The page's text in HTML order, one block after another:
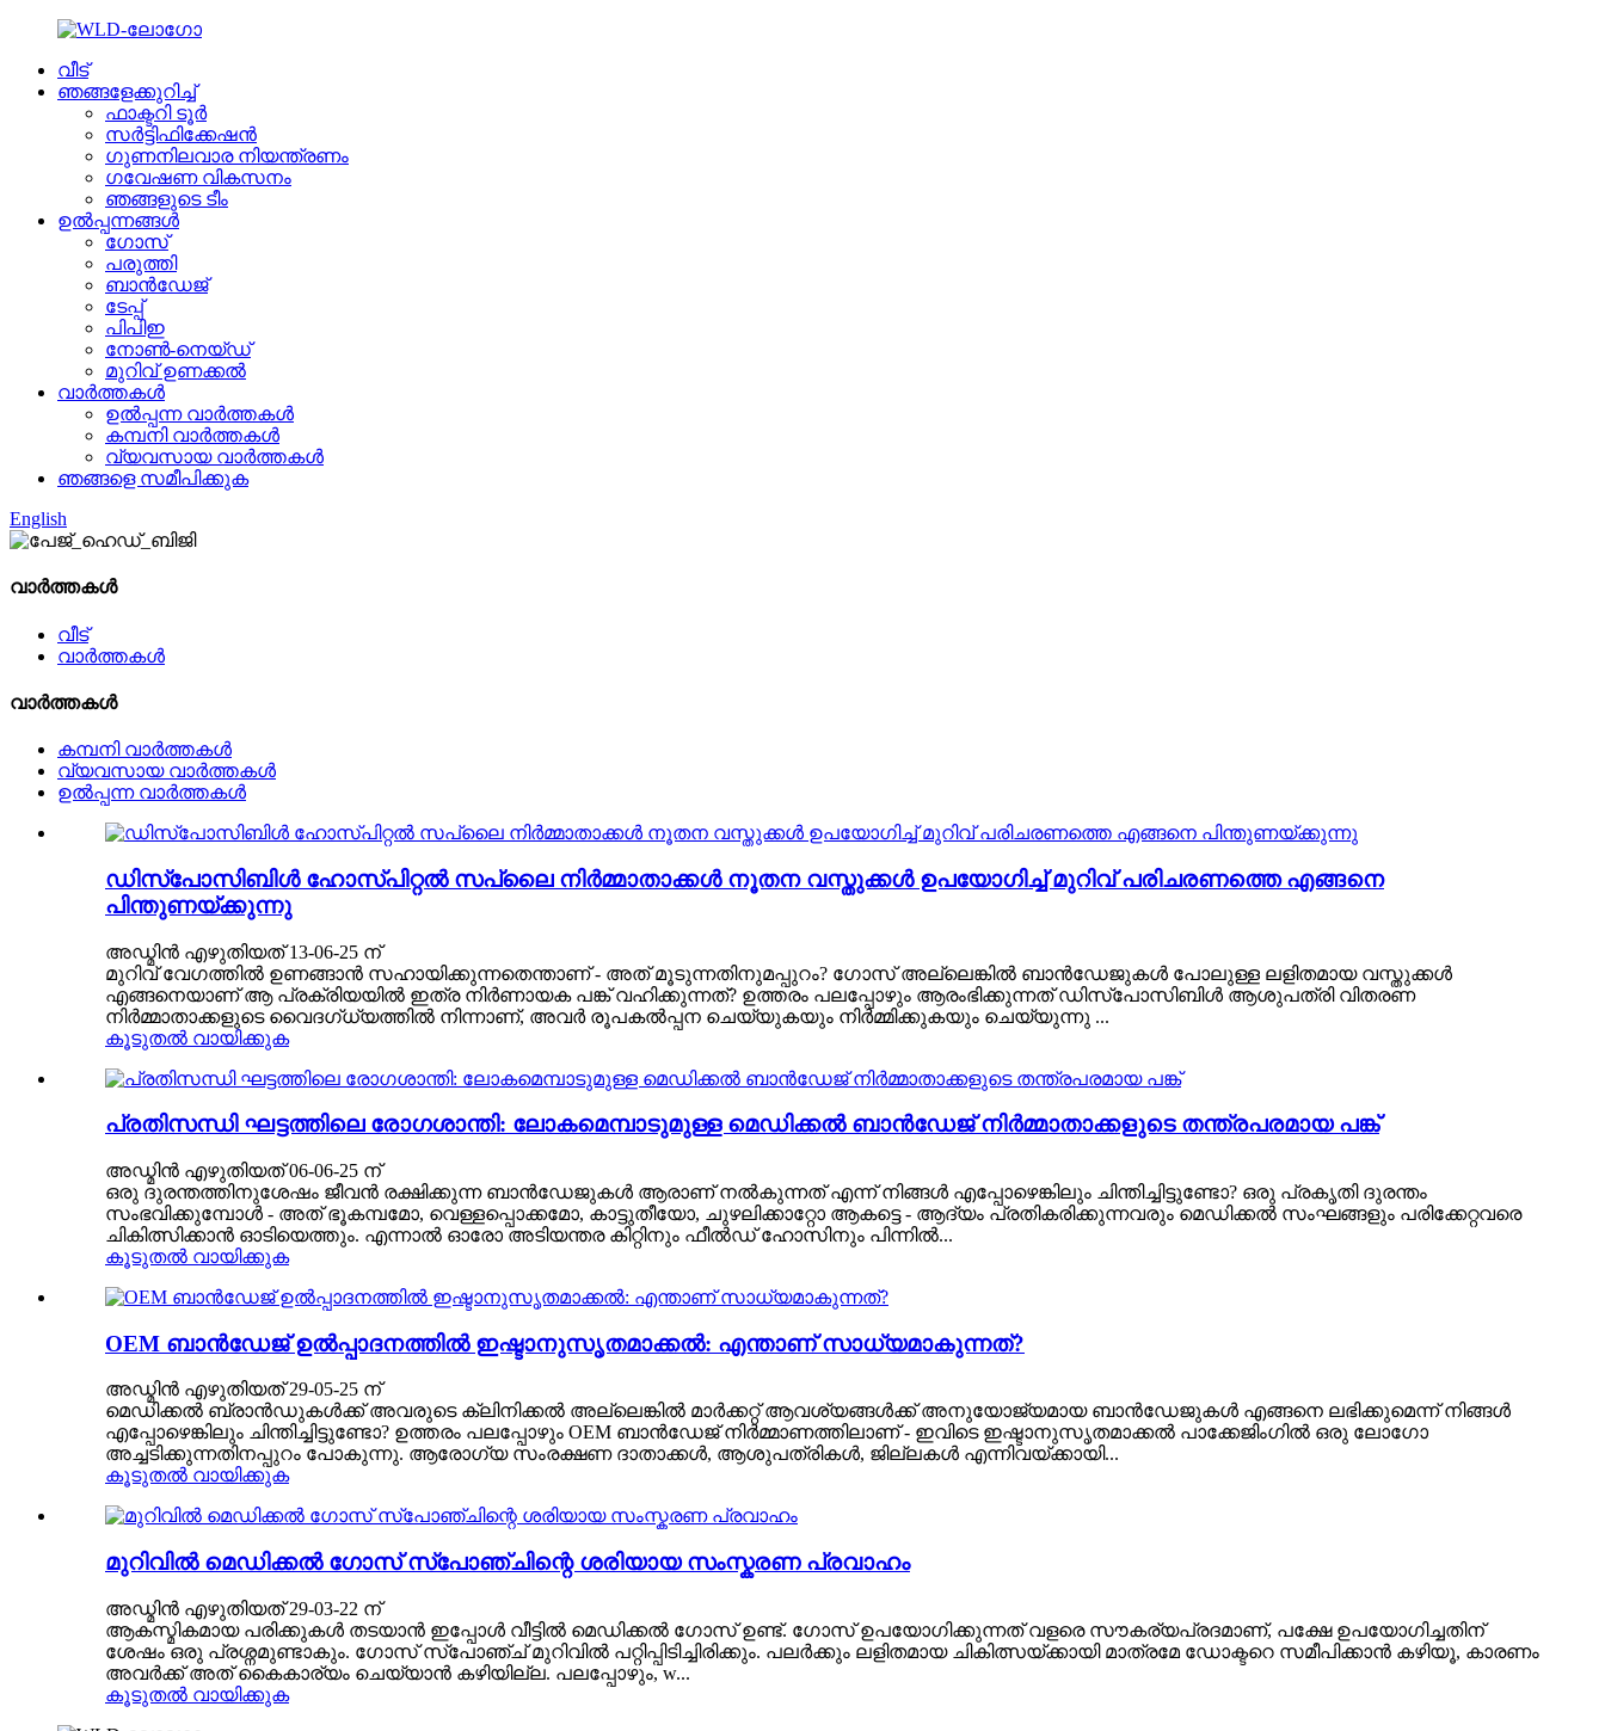
വീട്
ഞങ്ങളേക്കുറിച്ച്
ഫാക്ടറി ടൂർ
സർട്ടിഫിക്കേഷൻ
ഗുണനിലവാര നിയന്ത്രണം
ഗവേഷണ വികസനം
ഞങ്ങളുടെ ടീം
ഉൽപ്പന്നങ്ങൾ
ഗോസ്
പരുത്തി
ബാൻഡേജ്
ടേപ്പ്
പിപിഇ
നോൺ-നെയ്‌ഡ്
മുറിവ് ഉണക്കൽ
വാർത്തകൾ
ഉൽപ്പന്ന വാർത്തകൾ
കമ്പനി വാർത്തകൾ
വ്യവസായ വാർത്തകൾ
ഞങ്ങളെ സമീപിക്കുക
English
വാർത്തകൾ
വീട്
വാർത്തകൾ
വാർത്തകൾ
കമ്പനി വാർത്തകൾ
വ്യവസായ വാർത്തകൾ
ഉൽപ്പന്ന വാർത്തകൾ
ഡിസ്പോസിബിൾ ഹോസ്പിറ്റൽ സപ്ലൈ നിർമ്മാതാക്കൾ നൂതന വസ്തുക്കൾ ഉപയോഗിച്ച് മുറിവ് പരിചരണത്തെ എങ്ങനെ
പിന്തുണയ്ക്കുന്നു
അഡ്മിൻ എഴുതിയത് 13-06-25 ന്
മുറിവ് വേഗത്തിൽ ഉണങ്ങാൻ സഹായിക്കുന്നതെന്താണ് - അത് മൂടുന്നതിനുമപ്പുറം? ഗോസ് അല്ലെങ്കിൽ ബാൻഡേജുകൾ പോലുള്ള ലളിതമായ വസ്തുക്കൾ
എങ്ങനെയാണ് ആ പ്രക്രിയയിൽ ഇത്ര നിർണായക പങ്ക് വഹിക്കുന്നത്? ഉത്തരം പലപ്പോഴും ആരംഭിക്കുന്നത് ഡിസ്പോസിബിൾ ആശുപത്രി വിതരണ
നിർമ്മാതാക്കളുടെ വൈദഗ്ധ്യത്തിൽ നിന്നാണ്, അവർ രൂപകൽപ്പന ചെയ്യുകയും നിർമ്മിക്കുകയും ചെയ്യുന്നു ...
കൂടുതൽ വായിക്കുക
പ്രതിസന്ധി ഘട്ടത്തിലെ രോഗശാന്തി: ലോകമെമ്പാടുമുള്ള മെഡിക്കൽ ബാൻഡേജ് നിർമ്മാതാക്കളുടെ തന്ത്രപരമായ പങ്ക്
അഡ്മിൻ എഴുതിയത് 06-06-25 ന്
ഒരു ദുരന്തത്തിനുശേഷം ജീവൻ രക്ഷിക്കുന്ന ബാൻഡേജുകൾ ആരാണ് നൽകുന്നത് എന്ന് നിങ്ങൾ എപ്പോഴെങ്കിലും ചിന്തിച്ചിട്ടുണ്ടോ? ഒരു പ്രകൃതി ദുരന്തം
സംഭവിക്കുമ്പോൾ - അത് ഭൂകമ്പമോ, വെള്ളപ്പൊക്കമോ, കാട്ടുതീയോ, ചുഴലിക്കാറ്റോ ആകട്ടെ - ആദ്യം പ്രതികരിക്കുന്നവരും മെഡിക്കൽ സംഘങ്ങളും പരിക്കേറ്റവരെ
ചികിത്സിക്കാൻ ഓടിയെത്തും. എന്നാൽ ഓരോ അടിയന്തര കിറ്റിനും ഫീൽഡ് ഹോസിനും പിന്നിൽ...
കൂടുതൽ വായിക്കുക
OEM ബാൻഡേജ് ഉൽപ്പാദനത്തിൽ ഇഷ്ടാനുസൃതമാക്കൽ: എന്താണ് സാധ്യമാകുന്നത്?
അഡ്മിൻ എഴുതിയത് 29-05-25 ന്
മെഡിക്കൽ ബ്രാൻഡുകൾക്ക് അവരുടെ ക്ലിനിക്കൽ അല്ലെങ്കിൽ മാർക്കറ്റ് ആവശ്യങ്ങൾക്ക് അനുയോജ്യമായ ബാൻഡേജുകൾ എങ്ങനെ ലഭിക്കുമെന്ന് നിങ്ങൾ
എപ്പോഴെങ്കിലും ചിന്തിച്ചിട്ടുണ്ടോ? ഉത്തരം പലപ്പോഴും OEM ബാൻഡേജ് നിർമ്മാണത്തിലാണ് - ഇവിടെ ഇഷ്ടാനുസൃതമാക്കൽ പാക്കേജിംഗിൽ ഒരു ലോഗോ
അച്ചടിക്കുന്നതിനപ്പുറം പോകുന്നു. ആരോഗ്യ സംരക്ഷണ ദാതാക്കൾ, ആശുപത്രികൾ, ജില്ലകൾ എന്നിവയ്‌ക്കായി...
കൂടുതൽ വായിക്കുക
മുറിവിൽ മെഡിക്കൽ ഗോസ് സ്പോഞ്ചിന്റെ ശരിയായ സംസ്കരണ പ്രവാഹം
അഡ്മിൻ എഴുതിയത് 29-03-22 ന്
ആകസ്മികമായ പരിക്കുകൾ തടയാൻ ഇപ്പോൾ വീട്ടിൽ മെഡിക്കൽ ഗോസ് ഉണ്ട്. ഗോസ് ഉപയോഗിക്കുന്നത് വളരെ സൗകര്യപ്രദമാണ്, പക്ഷേ ഉപയോഗിച്ചതിന്
ശേഷം ഒരു പ്രശ്നമുണ്ടാകും. ഗോസ് സ്പോഞ്ച് മുറിവിൽ പറ്റിപ്പിടിച്ചിരിക്കും. പലർക്കും ലളിതമായ ചികിത്സയ്ക്കായി മാത്രമേ ഡോക്ടറെ സമീപിക്കാൻ കഴിയൂ, കാരണം
അവർക്ക് അത് കൈകാര്യം ചെയ്യാൻ കഴിയില്ല. പലപ്പോഴും, w...
കൂടുതൽ വായിക്കുക